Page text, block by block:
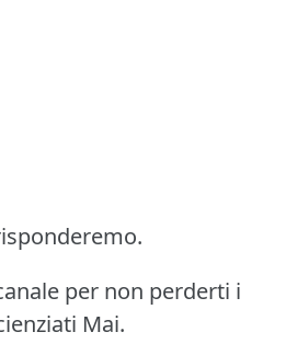
per non perderti i
Mai.